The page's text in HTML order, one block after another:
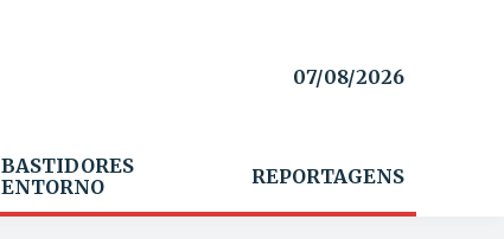
07/08/2026
BASTIDORES
ENTORNO
REPORTAGENS